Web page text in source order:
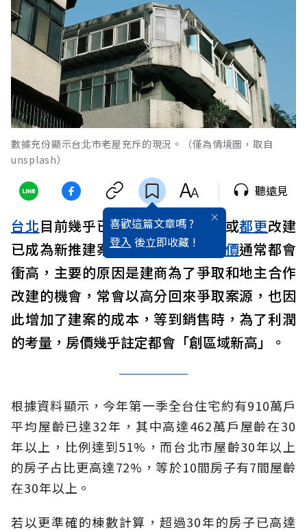
數據充份顯示台北市老屋充斥的現況。（僅為情境圖，取自
unsplash）
喜歡這篇文章嗎 ?
登入 後立即收藏 !
聽遠見
台北目前幾乎已經沒有素地，危老或都更改建
已成為新推建案的主要來源，而
房價通常都會
衝高，主要的原因是建商為了爭取和地主合作
改建的機會，常會以高分回來爭取案源，也因
此增加了建案的成本，等到銷售時，為了利潤
的考量，房價幾乎註定都會「創區域新高」。
根據資料顯示，今年第一季全台住宅約有910萬戶
平均屋齡已達32年，其中高達462萬戶屋齡在30
年以上，比例達到51%，而台北市屋齡30年以上
的房子占比更高達72%，等於10間房子有7間屋齡
在30年以上。
若以更準確的棟數計算，超過30年的房子已高達